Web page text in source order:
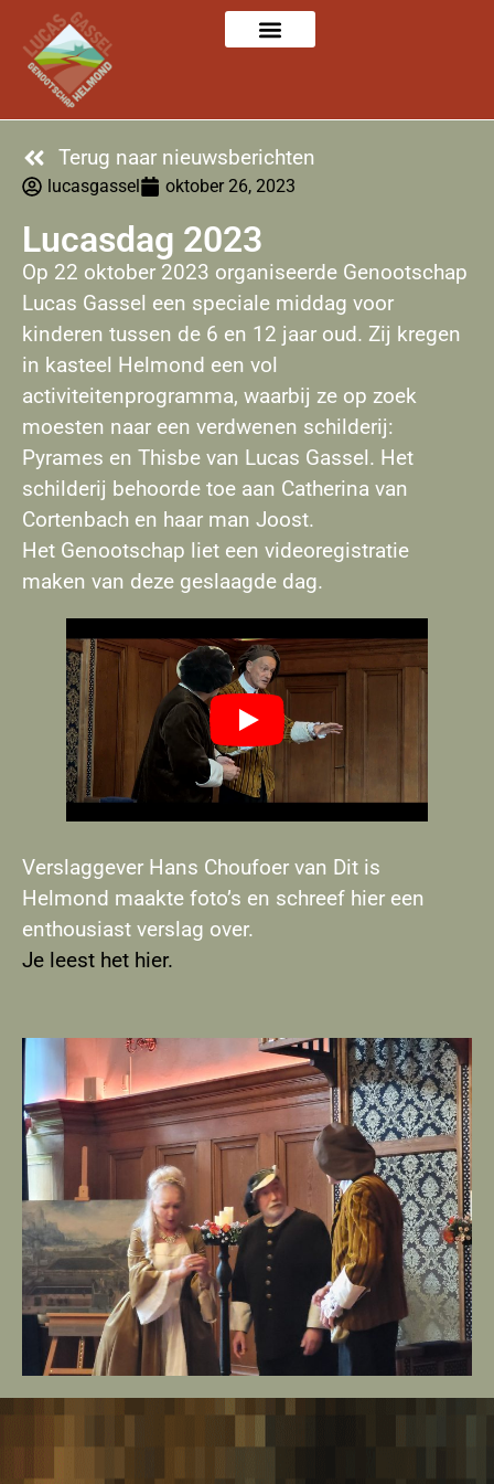
Terug naar nieuwsberichten
lucasgassel oktober 26, 2023
Lucasdag 2023
Op 22 oktober 2023 organiseerde Genootschap
Lucas Gassel een speciale middag voor
kinderen tussen de 6 en 12 jaar oud. Zij kregen
in kasteel Helmond een vol
activiteitenprogramma, waarbij ze op zoek
moesten naar een verdwenen schilderij:
Pyrames en Thisbe van Lucas Gassel. Het
schilderij behoorde toe aan Catherina van
Cortenbach en haar man Joost.
Het Genootschap liet een videoregistratie
maken van deze geslaagde dag.
Verslaggever Hans Choufoer van Dit is
Helmond maakte foto’s en schreef hier een
enthousiast verslag over.
Je leest het hier.